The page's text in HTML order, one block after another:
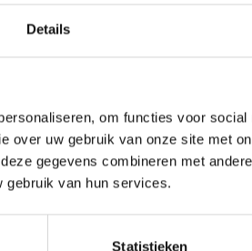
Details
om functies voor social
over uw gebruik van onze site met
gegevens combineren met
gebruik van hun services.
Statistieken
jusqu'à 50 %
vous inscrivant à notre
gratuite !
moi !